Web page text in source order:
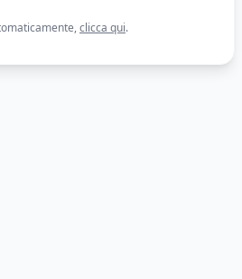
clicca qui.